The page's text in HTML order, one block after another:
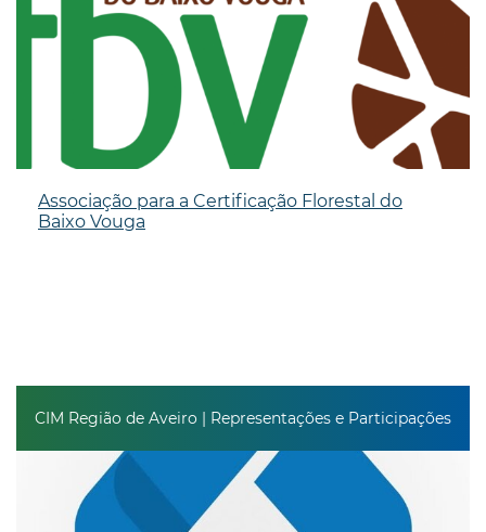
Associação para a Certificação Florestal do
Baixo Vouga
CIM Região de Aveiro | Representações e Participações